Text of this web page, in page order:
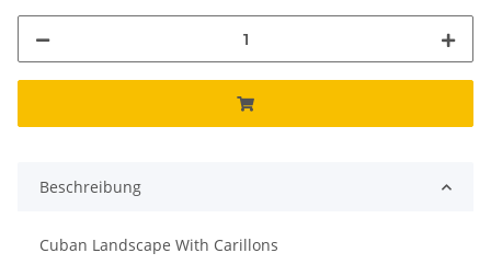
Beschreibung
Cuban Landscape With Carillons